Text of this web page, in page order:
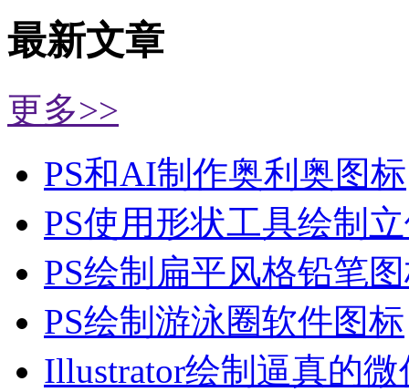
最新文章
更多>>
PS和AI制作奥利奥图标
PS使用形状工具绘制
PS绘制扁平风格铅笔
PS绘制游泳圈软件图标
Illustrator绘制逼真的微